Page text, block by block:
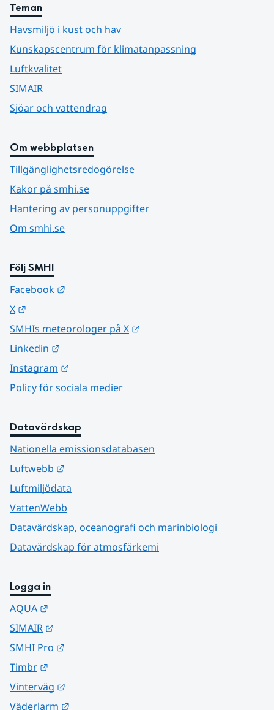
Teman
Havsmiljö i kust och hav
Kunskapscentrum för klimatanpassning
Luftkvalitet
SIMAIR
Sjöar och vattendrag
Om webbplatsen
Tillgänglighetsredogörelse
Kakor på smhi.se
Hantering av personuppgifter
Om smhi.se
Följ SMHI
Facebook
X
SMHIs meteorologer på X
Linkedin
Instagram
Policy för sociala medier
Datavärdskap
Nationella emissionsdatabasen
Luftwebb
Luftmiljödata
VattenWebb
Datavärdskap, oceanografi och marinbiologi
Datavärdskap för atmosfärkemi
Logga in
AQUA
SIMAIR
SMHI Pro
Timbr
Vinterväg
Väderlarm